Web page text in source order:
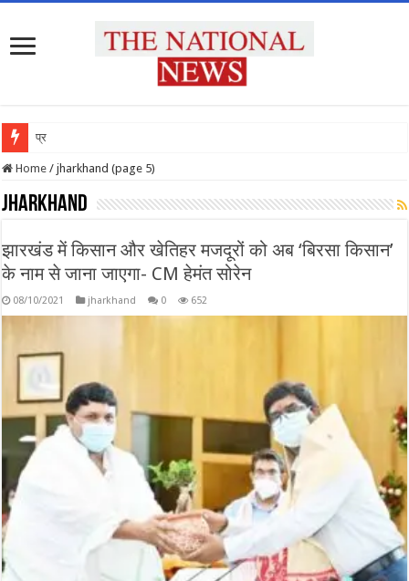
प्रदेश के सभी उच
Home / jharkhand (page 5)
jharkhand
झारखंड में किसान और खेतिहर मजदूरों को अब ‘बिरसा किसान’
के नाम से जाना जाएगा- CM हेमंत सोरेन
08/10/2021 jharkhand 0 652